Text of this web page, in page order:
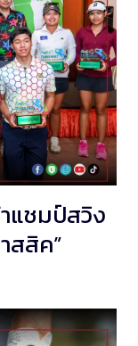
แชมป์สวิง
สสิค”